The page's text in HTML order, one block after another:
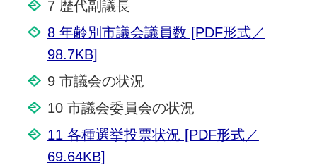
7 歴代副議長
8 年齢別市議会議員数 [PDF形式／
98.7KB]
9 市議会の状況
10 市議会委員会の状況
11 各種選挙投票状況 [PDF形式／
69.64KB]